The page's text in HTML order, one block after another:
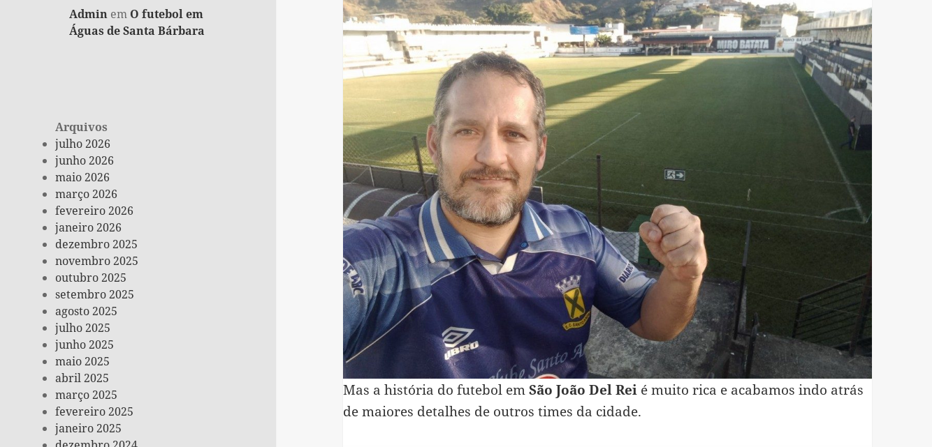
Admin em O futebol em
Águas de Santa Bárbara
Arquivos
julho 2026
junho 2026
maio 2026
março 2026
fevereiro 2026
janeiro 2026
dezembro 2025
novembro 2025
outubro 2025
setembro 2025
agosto 2025
julho 2025
junho 2025
maio 2025
abril 2025
março 2025
fevereiro 2025
janeiro 2025
Mas a história do futebol emSão João Del Rei é muito rica e acabamos indo atrás
de maiores detalhes de outros times da cidade.